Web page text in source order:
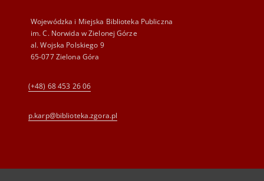
Wojewódzka i Miejska Biblioteka Publiczna
im. C. Norwida w Zielonej Górze
al. Wojska Polskiego 9
65-077 Zielona Góra
(+48) 68 453 26 06
p.karp@biblioteka.zgora.pl